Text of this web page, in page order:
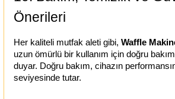
Önerileri
Her kaliteli mutfak aleti gibi, Waffle
uzun ömürlü bir kullanım için doğru
duyar. Doğru bakım, cihazın
seviyesinde tutar.